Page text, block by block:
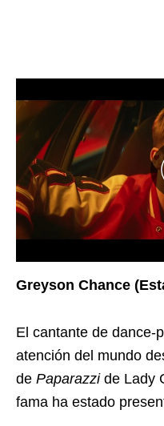
Greyson Chance
El cantante de dance-
atención del mundo
de Paparazzide Lady
fama ha estado